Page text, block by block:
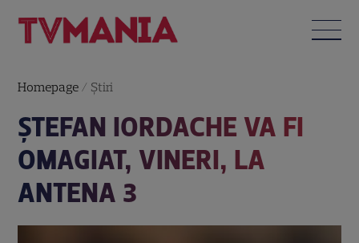
Homepage / Știri
ŞTEFAN IORDACHE VA FI
OMAGIAT, VINERI, LA
ANTENA 3